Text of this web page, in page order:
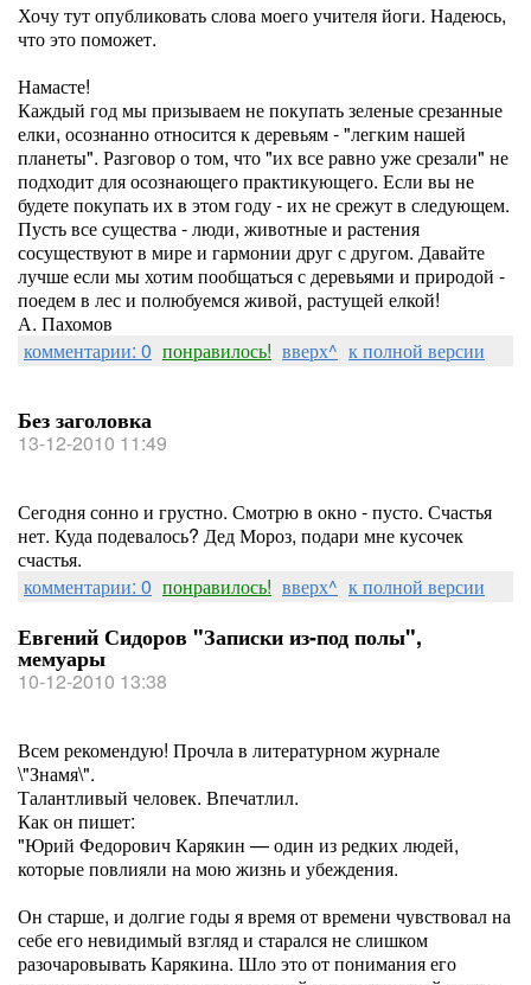
Хочу тут опубликовать слова моего учителя йоги. Надеюсь,
что это поможет.
Намасте!
Каждый год мы призываем не покупать зеленые срезанные
елки, осознанно относится к деревьям - "легким нашей
планеты". Разговор о том, что "их все равно уже срезали" не
подходит для осознающего практикующего. Если вы не
будете покупать их в этом году - их не срежут в следующем.
Пусть все существа - люди, животные и растения
сосуществуют в мире и гармонии друг с другом. Давайте
лучше если мы хотим пообщаться с деревьями и природой -
поедем в лес и полюбуемся живой, растущей елкой!
А. Пахомов
комментарии: 0 понравилось! вверх^ к полной версии
Без заголовка
13-12-2010 11:49
Сегодня сонно и грустно. Смотрю в окно - пусто. Счастья
нет. Куда подевалось? Дед Мороз, подари мне кусочек
счастья.
комментарии: 0 понравилось! вверх^ к полной версии
Евгений Сидоров "Записки из-под полы",
мемуары
10-12-2010 13:38
Всем рекомендую! Прочла в литературном журнале
\"Знамя\".
Талантливый человек. Впечатлил.
Как он пишет:
"Юрий Федорович Карякин — один из редких людей,
которые повлияли на мою жизнь и убеждения.
Он старше, и долгие годы я время от времени чувствовал на
себе его невидимый взгляд и старался не слишком
разочаровывать Карякина. Шло это от понимания его